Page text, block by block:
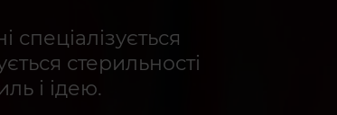
спеціалізується
стерильності
і ідею.